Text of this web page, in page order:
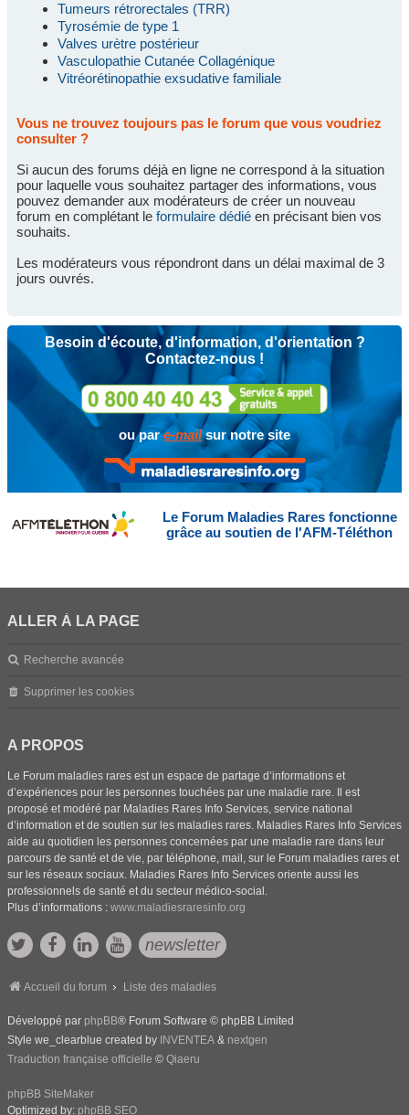
Tumeurs rétrorectales (TRR)
Tyrosémie de type 1
Valves urètre postérieur
Vasculopathie Cutanée Collagénique
Vitréorétinopathie exsudative familiale
Vous ne trouvez toujours pas le forum que vous voudriez
consulter ?
Si aucun des forums déjà en ligne ne correspond à la situation
pour laquelle vous souhaitez partager des informations, vous
pouvez demander aux modérateurs de créer un nouveau
forum en complétant le formulaire dédié en précisant bien vos
souhaits.
Les modérateurs vous répondront dans un délai maximal de 3
jours ouvrés.
Besoin d'écoute, d'information, d'orientation ?
Contactez-nous !
ou pare-mailsur notre site
Le Forum Maladies Rares fonctionne
grâce au soutien de l'AFM-Téléthon
ALLER À LA PAGE
Recherche avancée
Supprimer les cookies
A PROPOS
Le Forum maladies rares est un espace de partage d’informations et
d’expériences pour les personnes touchées par une maladie rare. Il est
proposé et modéré par Maladies Rares Info Services, service national
d’information et de soutien sur les maladies rares. Maladies Rares Info Services
aide au quotidien les personnes concernées par une maladie rare dans leur
parcours de santé et de vie, par téléphone, mail, sur le Forum maladies rares et
sur les réseaux sociaux. Maladies Rares Info Services oriente aussi les
professionnels de santé et du secteur médico-social.
Plus d’informations : www.maladiesraresinfo.org
newsletter
Accueil du forum Liste des maladies
Développé par phpBB® Forum Software © phpBB Limited
Style we_clearblue created by INVENTEA & nextgen
Traduction française officielle © Qiaeru
phpBB SiteMaker
Optimized by: phpBB SEO